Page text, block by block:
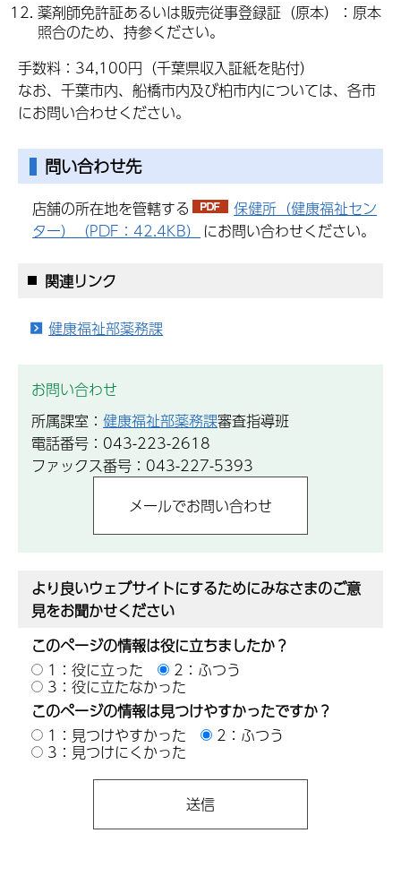
薬剤師免許証あるいは販売従事登録証（原本）：原本
照合のため、持参ください。
手数料：34,100円（千葉県収入証紙を貼付）
なお、千葉市内、船橋市内及び柏市内については、各市
にお問い合わせください。
問い合わせ先
店舗の所在地を管轄する
保健所（健康福祉セン
ター）（PDF：42.4KB）
にお問い合わせください。
関連リンク
健康福祉部薬務課
お問い合わせ
所属課室： 健康福祉部薬務課審査指導班
電話番号：043-223-2618
ファックス番号：043-227-5393
より良いウェブサイトにするためにみなさまのご意
見をお聞かせください
このページの情報は役に立ちましたか？
1：役に立った
2：ふつう
3：役に立たなかった
このページの情報は見つけやすかったですか？
1：見つけやすかった
2：ふつう
3：見つけにくかった